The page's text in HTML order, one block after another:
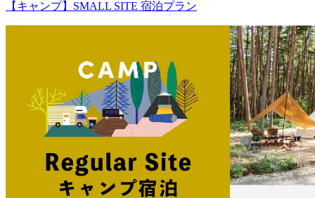
【キャンプ】SMALL SITE 宿泊プラン